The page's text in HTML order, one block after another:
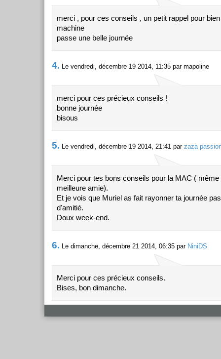
merci , pour ces conseils , un petit rappel pour
machine
passe une belle journée
4. Le vendredi, décembre 19 2014, 11:35 par mapoline
merci pour ces précieux conseils !
bonne journée
bisous
5. Le vendredi, décembre 19 2014, 21:41 par zaza
Merci pour tes bons conseils pour la MAC (
meilleure amie).
Et je vois que Muriel as fait rayonner ta journée
d'amitié.
Doux week-end.
6. Le dimanche, décembre 21 2014, 06:35 par NiniDS
Merci pour ces précieux conseils.
Bises, bon dimanche.